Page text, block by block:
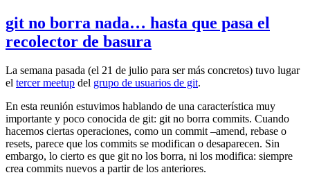
git no borra nada… hasta que pasa el
recolector de basura
La semana pasada (el 21 de julio para ser más concretos) tuvo lugar
el tercer meetup del grupo de usuarios de git.
En esta reunión estuvimos hablando de una característica muy
importante y poco conocida de git: git no borra commits. Cuando
hacemos ciertas operaciones, como un commit –amend, rebase o
resets, parece que los commits se modifican o desaparecen. Sin
embargo, lo cierto es que git no los borra, ni los modifica: siempre
crea commits nuevos a partir de los anteriores.